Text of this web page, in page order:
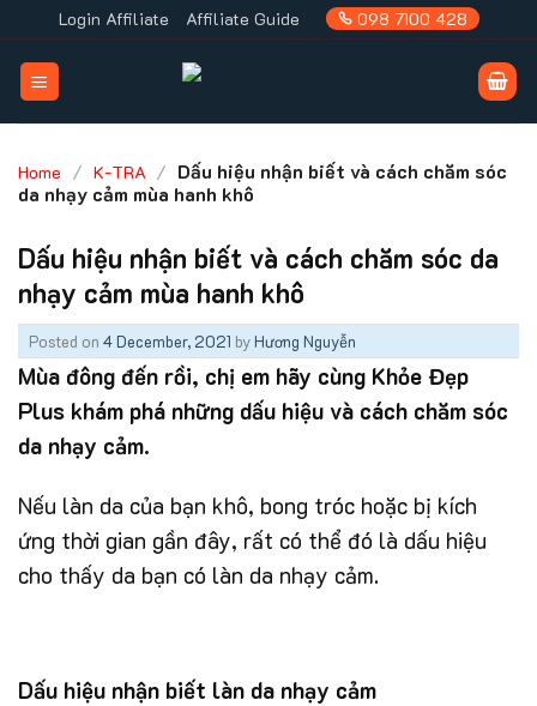
to
content
Login Affiliate Affiliate Guide 098 7100 428
Home / K-TRA / Dấu hiệu nhận biết và cách chăm sóc
da nhạy cảm mùa hanh khô
Dấu hiệu nhận biết và cách chăm sóc da
nhạy cảm mùa hanh khô
Posted on 4 December, 2021 byHương Nguyễn
Mùa đông đến rồi, chị em hãy cùng Khỏe Đẹp
Plus khám phá những dấu hiệu và cách chăm sóc
da nhạy cảm.
Nếu làn da của bạn khô, bong tróc hoặc bị kích
ứng thời gian gần đây, rất có thể đó là dấu hiệu
cho thấy da bạn có làn da nhạy cảm.
Dấu hiệu nhận biết làn da nhạy cảm